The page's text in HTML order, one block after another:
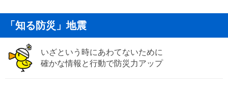
「知る防災」地震
いざという時にあわてないために
確かな情報と行動で防災力アップ